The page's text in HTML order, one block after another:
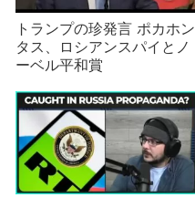
トランプの珍発言 ポカホン
タス、ロシアンスパイとノ
ーベル平和賞